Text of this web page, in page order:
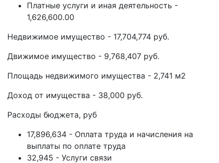
Платные услуги и иная деятельность -
1,626,600.00
Недвижимое имущество - 17,704,774 руб.
Движимое имущество - 9,768,407 руб.
Площадь недвижимого имущества - 2,741 м2
Доход от имущества - 38,000 руб.
Расходы бюджета, руб
17,896,634 - Оплата труда и начисления на
выплаты по оплате труда
32,945 - Услуги связи